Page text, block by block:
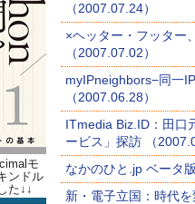
モ
ンドル
た↓↓
（2007.07.24）
×ヘッター・フッター
（2007.07.02）
myIPneighbors−同一
（2007.06.28）
ITmedia Biz.ID：田口
ービス」探訪 （
なかのひと.jp ベータ
新・電子立国：時代